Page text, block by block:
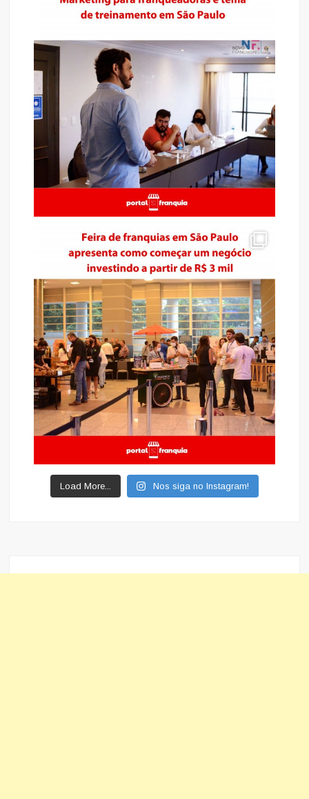
Load More... Nos siga no Instagram!